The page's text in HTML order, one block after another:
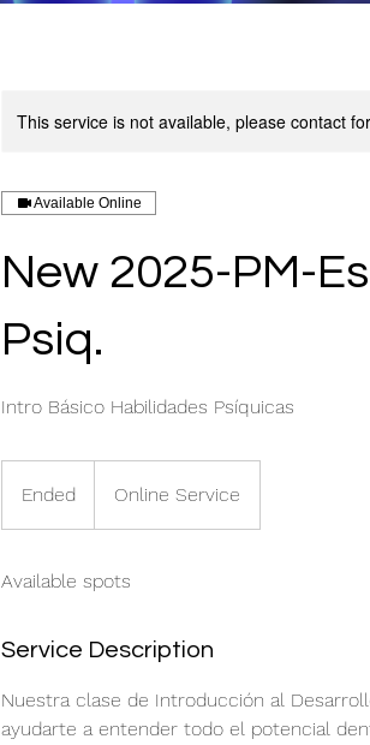
This service is not available, please contact
Available Online
New 2025-PM-
Psiq.
Intro Básico Habilidades Psíquicas
Ended
n
e
Online Service
Available spots
Service Description
Nuestra clase de Introducción al
ayudarte a entender todo el potencial